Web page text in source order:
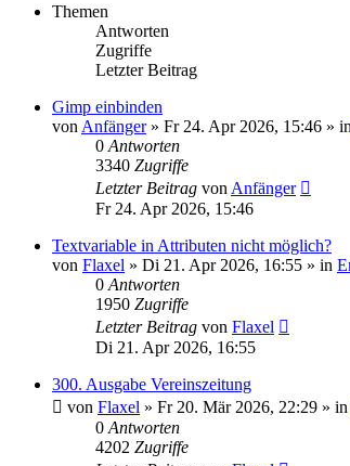
Themen
Antworten
Zugriffe
Letzter Beitrag
Gimp einbinden
von Anfänger» Fr 24. Apr 2026, 15:46 » in
0 Antworten
3340 Zugriffe
Letzter Beitrag von Anfänger
Fr 24. Apr 2026, 15:46
Textvariable in Attributen nicht möglich?
von Flaxel » Di 21. Apr 2026, 16:55 » in
0 Antworten
1950 Zugriffe
Letzter Beitrag von Flaxel
Di 21. Apr 2026, 16:55
300. Ausgabe Vereinszeitung
von Flaxel » Fr 20. Mär 2026, 22:29 » in
0 Antworten
4202 Zugriffe